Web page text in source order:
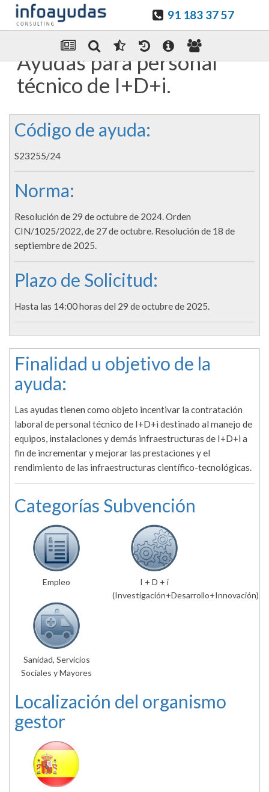
91 183 37 57
Enviar Por email
Ayudas para personal
técnico de I+D+i.
Código de ayuda:
S23255/24
Norma:
Resolución de 29 de octubre de 2024. Orden
CIN/1025/2022, de 27 de octubre. Resolución de 18 de
septiembre de 2025.
Plazo de Solicitud:
Hasta las 14:00 horas del 29 de octubre de 2025.
Finalidad u objetivo de la
ayuda:
Las ayudas tienen como objeto incentivar la contratación
laboral de personal técnico de I+D+i destinado al manejo de
equipos, instalaciones y demás infraestructuras de I+D+i a
fin de incrementar y mejorar las prestaciones y el
rendimiento de las infraestructuras científico-tecnológicas.
Categorías Subvención
Empleo
I + D + i
(Investigación+Desarrollo+Innovación)
Sanidad, Servicios
Sociales y Mayores
Localización del organismo
gestor